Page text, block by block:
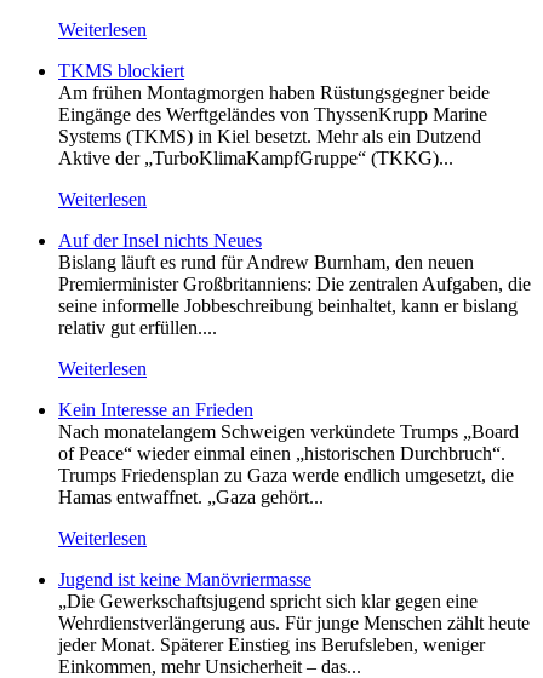
Weiterlesen
TKMS blockiert
Am frühen Montagmorgen haben Rüstungsgegner beide
Eingänge des Werftgeländes von ThyssenKrupp Marine
Systems (TKMS) in Kiel besetzt. Mehr als ein Dutzend
Aktive der „TurboKlimaKampfGruppe“ (TKKG)...
Weiterlesen
Auf der Insel nichts Neues
Bislang läuft es rund für Andrew Burnham, den neuen
Premierminister Großbritanniens: Die zentralen Aufgaben, die
seine informelle Jobbeschreibung beinhaltet, kann er bislang
relativ gut erfüllen....
Weiterlesen
Kein Inte­resse an Frieden
Nach monatelangem Schweigen verkündete Trumps „Board
of Peace“ wieder einmal einen „historischen Durchbruch“.
Trumps Friedensplan zu Gaza werde endlich umgesetzt, die
Hamas entwaffnet. „Gaza gehört...
Weiterlesen
Jugend ist keine Manövriermasse
„Die Gewerkschaftsjugend spricht sich klar gegen eine
Wehrdienstverlängerung aus. Für junge Menschen zählt heute
jeder Monat. Späterer Einstieg ins Berufsleben, weniger
Einkommen, mehr Unsicherheit – das...